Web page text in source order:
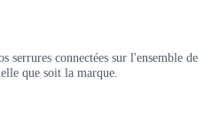
serrures connectées sur l'ensemble de
que soit la marque.